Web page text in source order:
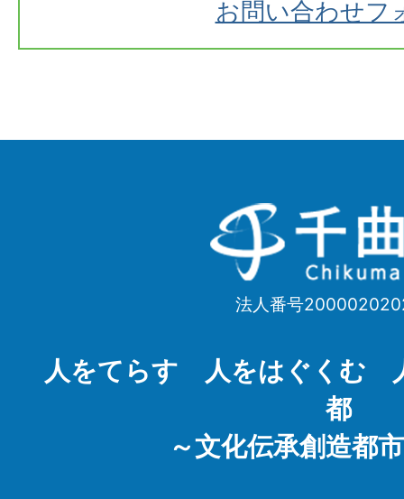
お問い合わせフ
千
曲
Chikuma
法人番号
人をてらす 人をはぐくむ
都
～文化伝承創造都